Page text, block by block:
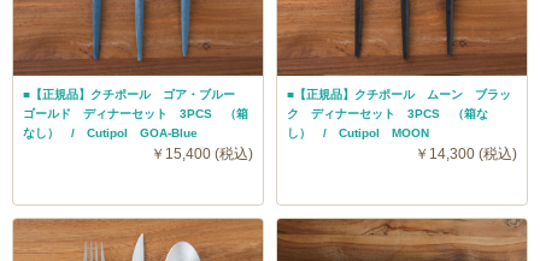
■【正規品】クチポール ゴア・ブルー
ゴールド ディナーセット 3PCS （箱
なし） / Cutipol GOA-Blue
￥15,400 (税込)
■【正規品】クチポール ムーン ブラッ
ク ディナーセット 3PCS （箱な
し） / Cutipol MOON
￥14,300 (税込)